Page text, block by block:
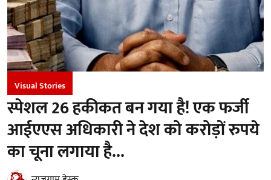
Visual Stories
स्पेशल 26 हकीकत बन गया है! एक फर्जी
आईएएस अधिकारी ने देश को करोड़ों रुपये
का चूना लगाया है...